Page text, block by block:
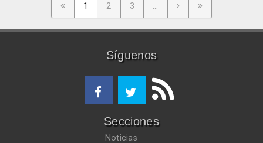
1 2 3
Síguenos
Secciones
Noticias